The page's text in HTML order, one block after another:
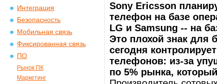
Интеграция
Безопасность
Мобильная связь
Фиксированная связь
ПО
Рынок ПК
Маркетинг
Sony Ericsson
телефон на базе
LG и Samsung -- на
Это плохой знак для
сегодня
телефонов: из-за
по 5% рынка,